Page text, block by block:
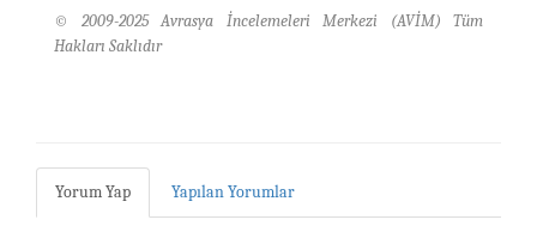
© 2009-2025 Avrasya İncelemeleri Merkezi (AVİM) Tüm
Hakları Saklıdır
Yorum Yap Yapılan Yorumlar